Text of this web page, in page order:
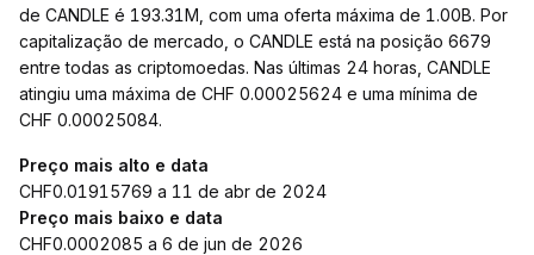
de CANDLE é 193.31M, com uma oferta máxima de 1.00B. Por
capitalização de mercado, o CANDLE está na posição 6679
entre todas as criptomoedas. Nas últimas 24 horas, CANDLE
atingiu uma máxima de CHF 0.00025624 e uma mínima de
CHF 0.00025084.
Preço mais alto e data
CHF0.01915769 a 11 de abr de 2024
Preço mais baixo e data
CHF0.0002085 a 6 de jun de 2026